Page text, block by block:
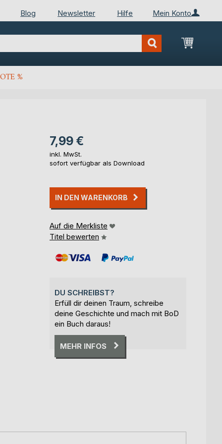
Mein Konto
Blog Newsletter Hilfe
Mein
%
7,99 €
inkl. MwSt.
sofort verfügbar als Download
IN DEN WARENKORB
Auf die Merkliste
Titel bewerten
DU SCHREIBST?
Erfüll dir deinen Traum, schreibe
deine Geschichte und mach mit BoD
ein Buch daraus!
MEHR INFOS